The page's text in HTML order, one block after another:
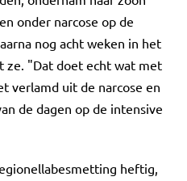
onder narcose op de
nog acht weken in het
ze. "Dat doet echt wat met
verlamd uit de narcose en
de dagen op de intensive
heftig,